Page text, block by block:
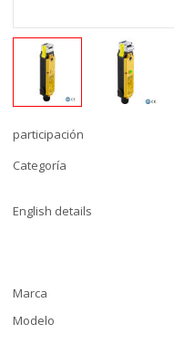
participación
Categoría
English details
Marca
Modelo